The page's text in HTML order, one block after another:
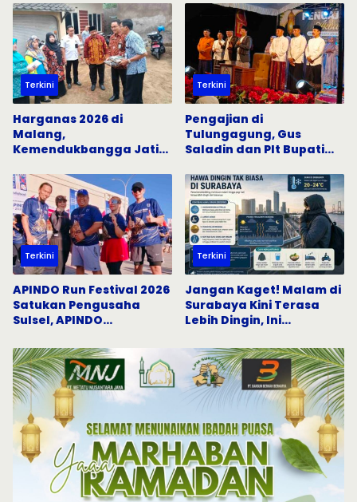
Sosial
Surabaya
Terkini
Harganas 2026 di
Malang,
Kemendukbangga Jatim
Percepat Penurunan
Stunting
Terkini
Pengajian di
Tulungagung, Gus
Saladin dan Plt Bupati
Keislaman
Terkini
APINDO Run Festival 2026
Satukan Pengusaha
Sulsel, APINDO
Semangat Hidup Sehat
Terkini
Jangan Kaget! Malam di
Surabaya Kini Terasa
Lebih Dingin, Ini